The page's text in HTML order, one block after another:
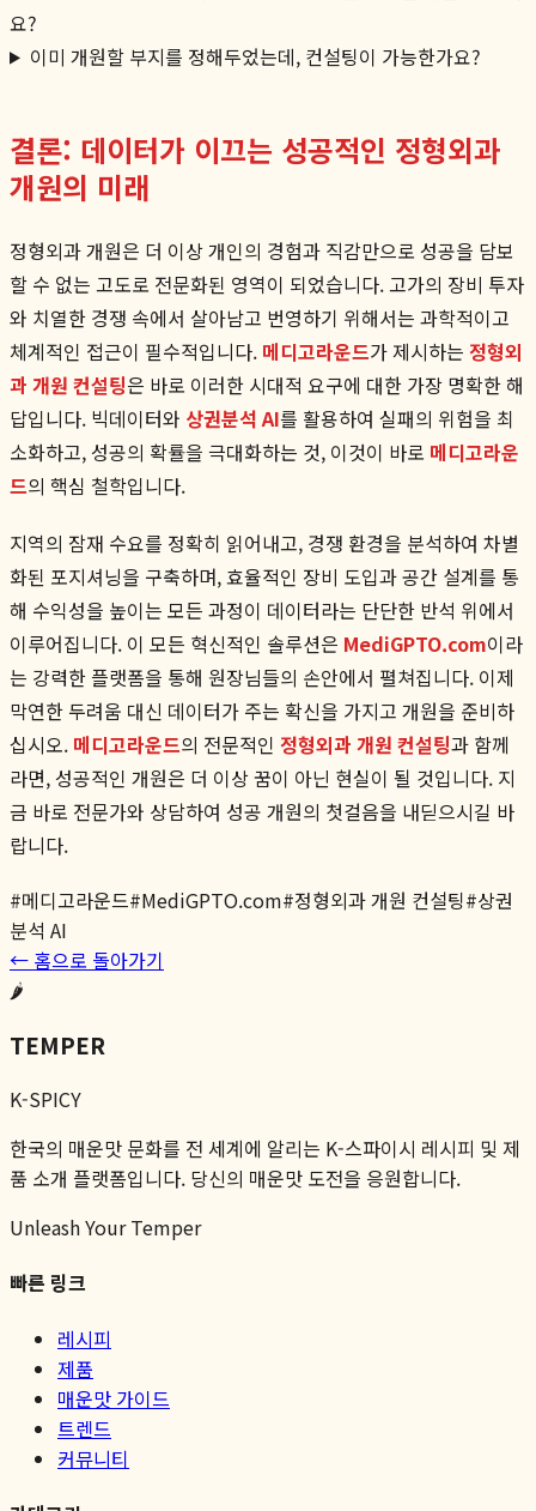
요?
이미 개원할 부지를 정해두었는데, 컨설팅이 가능한가요?
결론: 데이터가 이끄는 성공적인 정형외과
개원의 미래
정형외과 개원은 더 이상 개인의 경험과 직감만으로 성공을 담보
할 수 없는 고도로 전문화된 영역이 되었습니다. 고가의 장비 투자
와 치열한 경쟁 속에서 살아남고 번영하기 위해서는 과학적이고
체계적인 접근이 필수적입니다. 메디고라운드가 제시하는 정형외
과 개원 컨설팅은 바로 이러한 시대적 요구에 대한 가장 명확한 해
답입니다. 빅데이터와 상권분석 AI를 활용하여 실패의 위험을 최
소화하고, 성공의 확률을 극대화하는 것, 이것이 바로 메디고라운
드의 핵심 철학입니다.
지역의 잠재 수요를 정확히 읽어내고, 경쟁 환경을 분석하여 차별
화된 포지셔닝을 구축하며, 효율적인 장비 도입과 공간 설계를 통
해 수익성을 높이는 모든 과정이 데이터라는 단단한 반석 위에서
이루어집니다. 이 모든 혁신적인 솔루션은 MediGPTO.com이라
는 강력한 플랫폼을 통해 원장님들의 손안에서 펼쳐집니다. 이제
막연한 두려움 대신 데이터가 주는 확신을 가지고 개원을 준비하
십시오. 메디고라운드의 전문적인 정형외과 개원 컨설팅과 함께
라면, 성공적인 개원은 더 이상 꿈이 아닌 현실이 될 것입니다. 지
금 바로 전문가와 상담하여 성공 개원의 첫걸음을 내딛으시길 바
랍니다.
#메디고라운드#MediGPTO.com#정형외과 개원 컨설팅#상권
분석 AI
← 홈으로 돌아가기
🌶️
TEMPER
K-SPICY
한국의 매운맛 문화를 전 세계에 알리는 K-스파이시 레시피 및 제
품 소개 플랫폼입니다. 당신의 매운맛 도전을 응원합니다.
Unleash Your Temper
빠른 링크
레시피
제품
매운맛 가이드
트렌드
커뮤니티